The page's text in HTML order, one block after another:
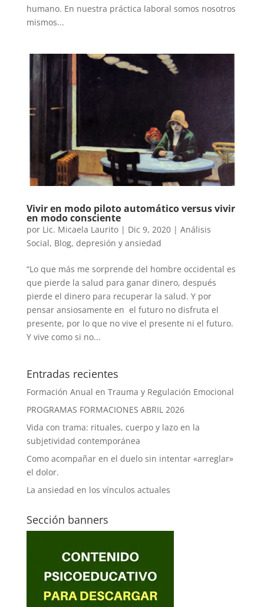
humano. En nuestra práctica laboral somos nosotros
mismos...
Vivir en modo piloto automático versus vivir
en modo consciente
por Lic. Micaela Laurito| Dic 9, 2020| Análisis
Social, Blog, depresión y ansiedad
“Lo que más me sorprende del hombre occidental es
que pierde la salud para ganar dinero, después
pierde el dinero para recuperar la salud. Y por
pensar ansiosamente en el futuro no disfruta el
presente, por lo que no vive el presente ni el futuro.
Y vive como si no...
Entradas recientes
Formación Anual en Trauma y Regulación Emocional
PROGRAMAS FORMACIONES ABRIL 2026
Vida con trama: rituales, cuerpo y lazo en la
subjetividad contemporánea
Como acompañar en el duelo sin intentar «arreglar»
el dolor.
La ansiedad en los vínculos actuales
Sección banners